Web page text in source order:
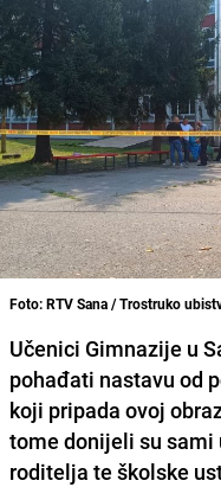
Foto: RTV Sana / Trostruko
Učenici Gimnazije u
pohađati nastavu od
koji pripada ovoj
tome donijeli su
roditelja te školske